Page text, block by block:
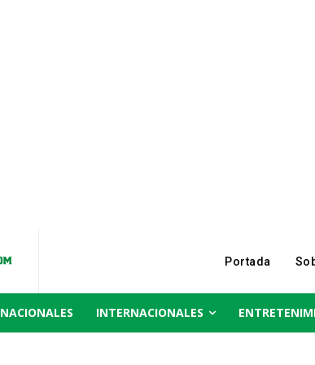
Portada
NACIONALES INTERNACIONALES